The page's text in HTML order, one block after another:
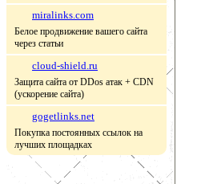
miralinks.com
Белое продвижение вашего сайта
через статьи
cloud-shield.ru
Защита сайта от DDos атак + CDN
(ускорение сайта)
gogetlinks.net
Покупка постоянных ссылок на
лучших площадках